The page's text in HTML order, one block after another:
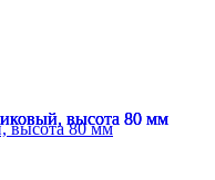
высота 80 мм